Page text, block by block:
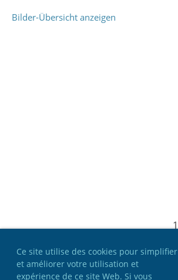
Ce site utilise des cookies pour simplifier
et améliorer votre utilisation et
expérience de ce site Web. Si vous
Bilder-Übersicht anzeigen